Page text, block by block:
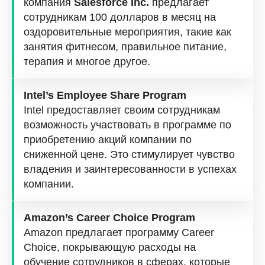
компания Salesforce Inc. предлагает
сотрудникам 100 долларов в месяц на
оздоровительные мероприятия, такие как
занятия фитнесом, правильное питание,
терапия и многое другое.
Intel’s Employee Share Program
Intel предоставляет своим сотрудникам
возможность участвовать в программе по
приобретению акций компании по
сниженной цене. Это стимулирует чувство
владения и заинтересованности в успехах
компании.
Amazon’s Career Choice Program
Amazon предлагает программу Career
Choice, покрывающую расходы на
обучение сотрудников в сферах, которые